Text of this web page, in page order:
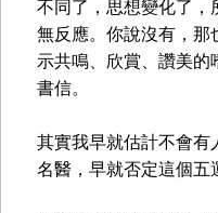
不同了，思想變化了，
無反應。你說沒有，那
示共鳴、欣賞、讚美的
書信。
其實我早就估計不會有
名醫，早就否定這個五